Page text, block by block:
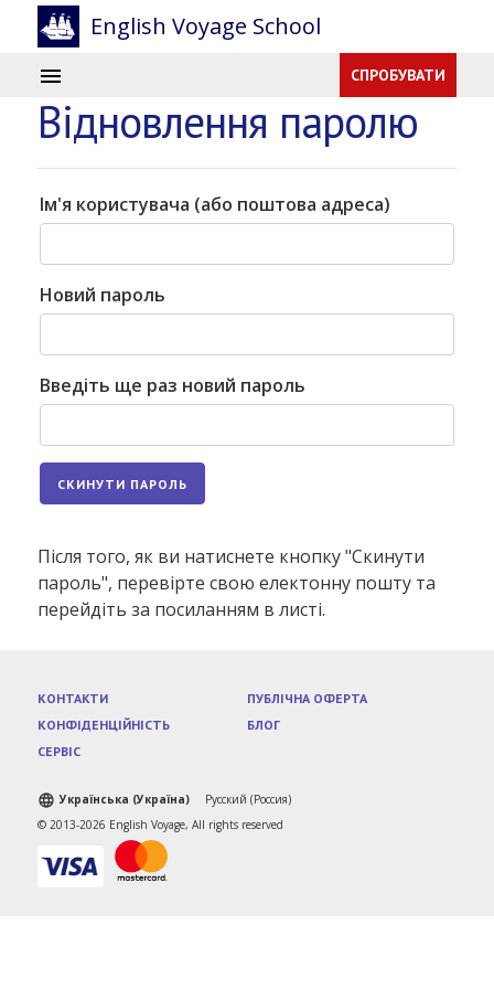
English Voyage School
СПРОБУВАТИ
Відновлення паролю
Ім'я користувача (або поштова адреса)
Новий пароль
Введіть ще раз новий пароль
Після того, як ви натиснете кнопку "Скинути
пароль", перевірте свою електонну пошту та
перейдіть за посиланням в листі.
КОНТАКТИ
ПУБЛІЧНА ОФЕРТА
КОНФІДЕНЦІЙНІСТЬ
БЛОГ
СЕРВІС
Українська (Україна)
Русский (Россия)
© 2013-2026 English Voyage, All rights reserved